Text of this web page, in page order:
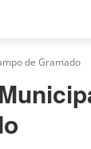
de Gramado